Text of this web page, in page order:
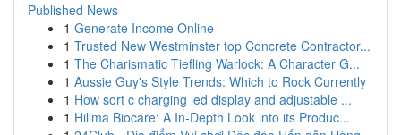
Published News
1 Generate Income Online
1 Trusted New Westminster top Concrete Contractor...
1 The Charismatic Tiefling Warlock: A Character G...
1 Aussie Guy's Style Trends: Which to Rock Currently
1 How sort c charging led display and adjustable ...
1 Hillma Biocare: A In-Depth Look into its Produc...